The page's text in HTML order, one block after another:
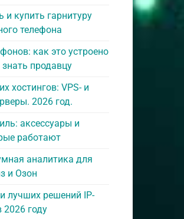
и купить гарнитуру
телефона
как это устроено
продавцу
хостингов: VPS- и
2026 год.
аксессуары и
работают
аналитика для
и Озон
лучших решений IP-
2026 году